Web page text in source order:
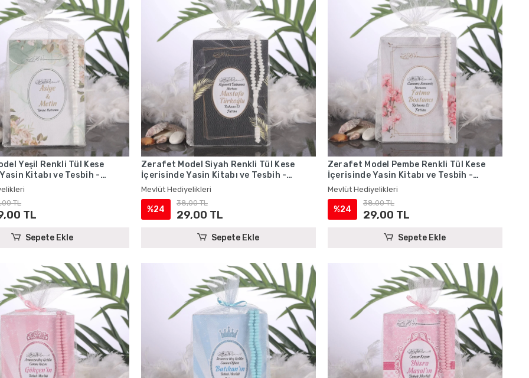
Yeşil Renkli Tül Kese
Kitabı ve Tesbih -
TL
TL
Sepete Ekle
Zerafet Model Siyah Renkli Tül Kese
İçerisinde Yasin Kitabı ve Tesbih -
Mevlüt Hediyelikleri
Mevlüt Hediyelikleri
%24
38,00 TL
29,00 TL
Sepete Ekle
Zerafet Model Pembe Renkli Tül Kese
İçerisinde Yasin Kitabı ve Tesbih -
Mevlüt Hediyelikleri
Mevlüt Hediyelikleri
%24
38,00 TL
29,00 TL
Sepete Ekle